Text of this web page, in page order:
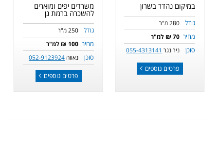
במיקום נהדר בשרון
גודל 280 מ"ר
מחיר 70 ₪ למ"ר
סוכן ניר נגר 055-4313141
פרטים נוספים
משרדים יפים ומוארים
להשכרה ברמת גן
גודל 250 מ"ר
מחיר 100 ₪ למ"ר
סוכן נאווה 052-9123924
פרטים נוספים